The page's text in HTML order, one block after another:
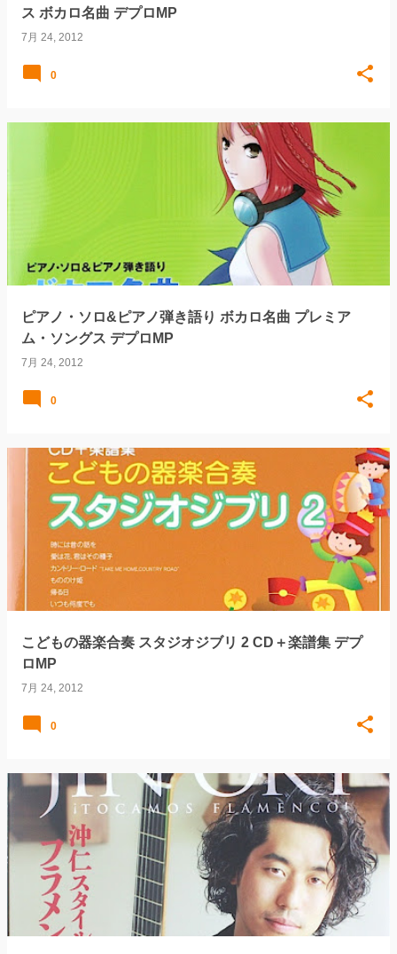
ス ボカロ名曲 デプロMP
7月 24, 2012
0
ピアノ・ソロ&ピアノ弾き語り ボカロ名曲 プレミア
ム・ソングス デプロMP
7月 24, 2012
0
こどもの器楽合奏 スタジオジブリ 2 CD＋楽譜集 デプ
ロMP
7月 24, 2012
0